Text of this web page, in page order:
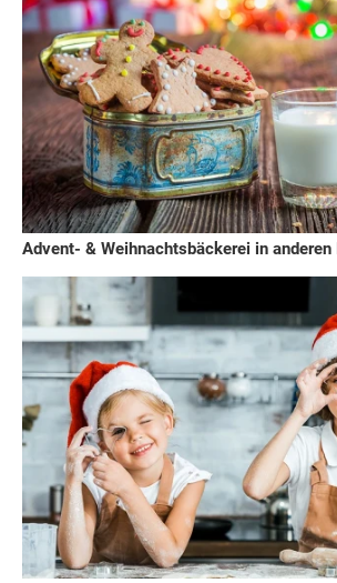
Advent- & Weihnachtsbäckerei in anderen